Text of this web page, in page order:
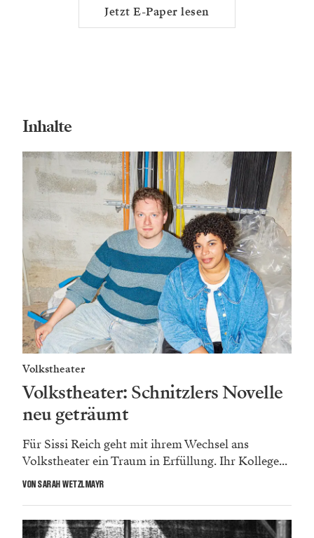
Jetzt E-Paper lesen
Inhalte
Volkstheater
Volkstheater: Schnitzlers Novelle
neu geträumt
Für Sissi Reich geht mit ihrem Wechsel ans
Volkstheater ein Traum in Erfüllung. Ihr Kollege...
VON SARAH WETZLMAYR